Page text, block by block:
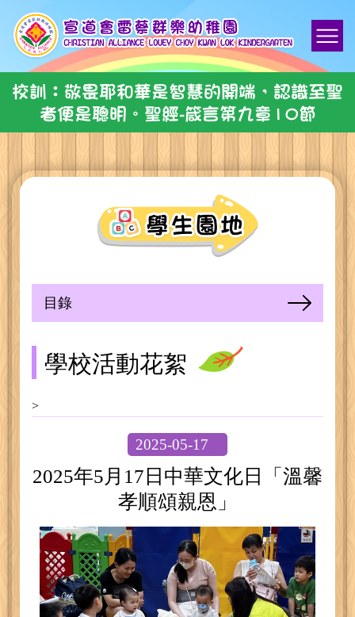
校訓：敬畏耶和華是智慧的開端，認識至聖
者便是聰明。聖經-箴言第九章10節
目錄
學校活動花絮
>
2025-05-17
2025年5月17日中華文化日「溫馨
孝順頌親恩」